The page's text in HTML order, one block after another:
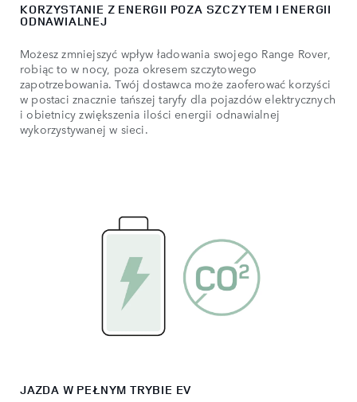
KORZYSTANIE Z ENERGII POZA SZCZYTEM I ENERGII
ODNAWIALNEJ
Możesz zmniejszyć wpływ ładowania swojego Range Rover,
robiąc to w nocy, poza okresem szczytowego
zapotrzebowania. Twój dostawca może zaoferować korzyści
w postaci znacznie tańszej taryfy dla pojazdów elektrycznych
i obietnicy zwiększenia ilości energii odnawialnej
wykorzystywanej w sieci.
JAZDA W PEŁNYM TRYBIE EV